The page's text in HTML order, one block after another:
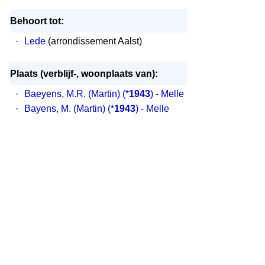
Behoort tot:
·
Lede(arrondissement Aalst)
Plaats (verblijf-, woonplaats van):
·
Baeyens, M.R. (Martin) (*1943) - Melle
·
Bayens, M. (Martin) (*1943) - Melle